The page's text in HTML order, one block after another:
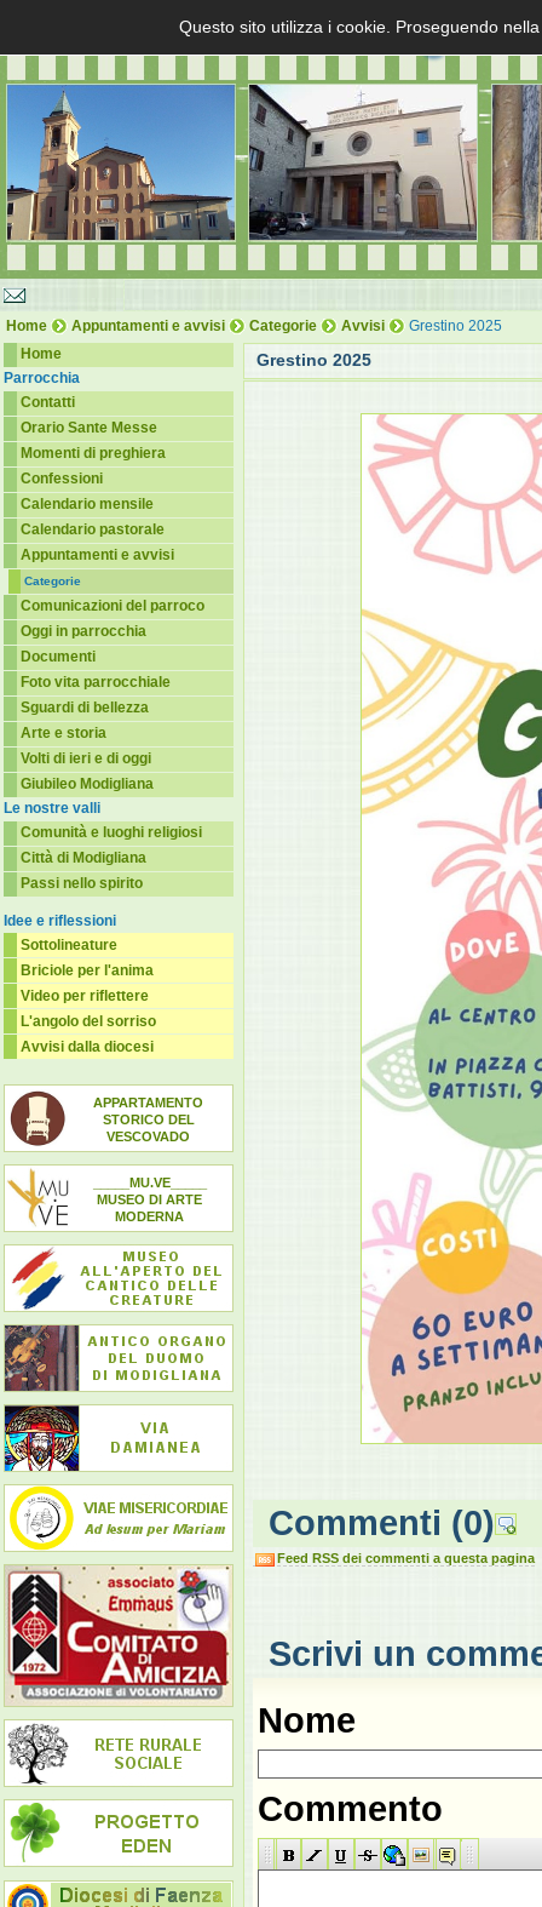
Home Appuntamenti e avvisi Categorie Avvisi
Grestino 2025
Home
Parrocchia
Contatti
Orario Sante Messe
Momenti di preghiera
Confessioni
Calendario mensile
Calendario pastorale
Appuntamenti e avvisi
Categorie
Comunicazioni del parroco
Oggi in parrocchia
Documenti
Foto vita parrocchiale
Sguardi di bellezza
Arte e storia
Volti di ieri e di oggi
Giubileo Modigliana
Le nostre valli
Comunità e luoghi religiosi
Città di Modigliana
Passi nello spirito
Idee e riflessioni
Sottolineature
Briciole per l'anima
Video per riflettere
L'angolo del sorriso
Avvisi dalla diocesi
APPARTAMENTO
STORICO DEL
VESCOVADO
_____MU.VE_____
MUSEO DI ARTE
MODERNA
Grestino 2025
Commenti (0)
Feed RSS dei commenti a questa pagina
Scrivi un
Nome
Commento
Questo sito utilizza i cookie. Proseguendo